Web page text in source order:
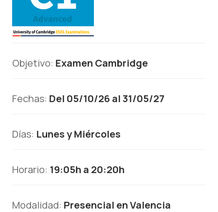
Objetivo: Examen Cambridge
Fechas: Del 05/10/26 al 31/05/27
Días: Lunes y Miércoles
Horario: 19:05h a 20:20h
Modalidad: Presencial en Valencia